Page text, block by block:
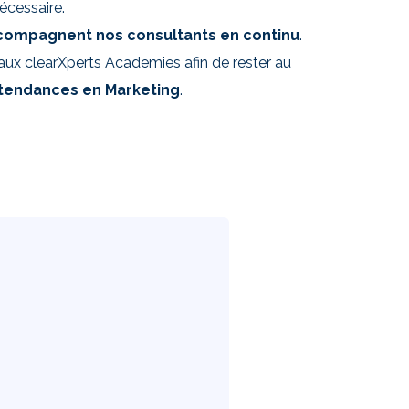
nos consultants en continu.
clearXperts Academies afin de rester au
en Marketing.